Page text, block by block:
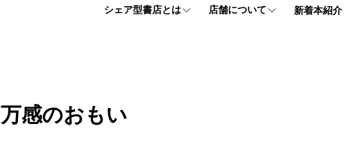
シェア型書店とは 店舗について 新着本紹介
万感のおもい